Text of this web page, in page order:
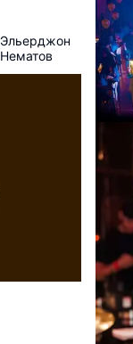
Эльерджон
Нематов